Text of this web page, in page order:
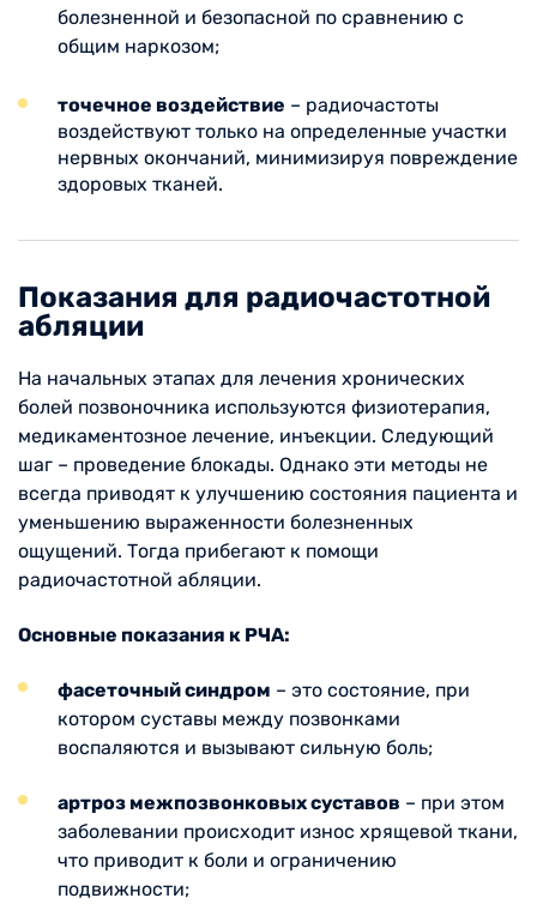
болезненной и безопасной по сравнению с
общим наркозом;
точечное воздействие – радиочастоты
воздействуют только на определенные участки
нервных окончаний, минимизируя повреждение
здоровых тканей.
Показания для радиочастотной
абляции
На начальных этапах для лечения хронических
болей позвоночника используются физиотерапия,
медикаментозное лечение, инъекции. Следующий
шаг – проведение блокады. Однако эти методы не
всегда приводят к улучшению состояния пациента и
уменьшению выраженности болезненных
ощущений. Тогда прибегают к помощи
радиочастотной абляции.
Основные показания к РЧА:
фасеточный синдром – это состояние, при
котором суставы между позвонками
воспаляются и вызывают сильную боль;
артроз межпозвонковых суставов – при этом
заболевании происходит износ хрящевой ткани,
что приводит к боли и ограничению
подвижности;